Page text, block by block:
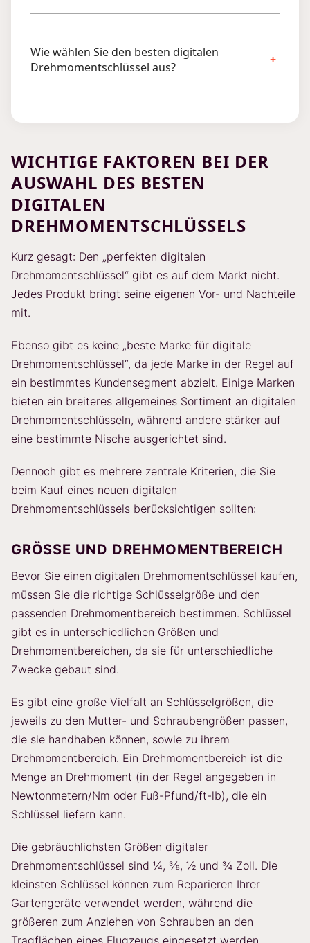
Wie wählen Sie den besten digitalen
Drehmomentschlüssel aus?
WICHTIGE FAKTOREN BEI DER
AUSWAHL DES BESTEN
DIGITALEN
DREHMOMENTSCHLÜSSELS
Kurz gesagt: Den „perfekten digitalen
Drehmomentschlüssel“ gibt es auf dem Markt nicht.
Jedes Produkt bringt seine eigenen Vor- und Nachteile
mit.
Ebenso gibt es keine „beste Marke für digitale
Drehmomentschlüssel“, da jede Marke in der Regel auf
ein bestimmtes Kundensegment abzielt. Einige Marken
bieten ein breiteres allgemeines Sortiment an digitalen
Drehmomentschlüsseln, während andere stärker auf
eine bestimmte Nische ausgerichtet sind.
Dennoch gibt es mehrere zentrale Kriterien, die Sie
beim Kauf eines neuen digitalen
Drehmomentschlüssels berücksichtigen sollten:
GRÖSSE UND DREHMOMENTBEREICH
Bevor Sie einen digitalen Drehmomentschlüssel kaufen,
müssen Sie die richtige Schlüsselgröße und den
passenden Drehmomentbereich bestimmen. Schlüssel
gibt es in unterschiedlichen Größen und
Drehmomentbereichen, da sie für unterschiedliche
Zwecke gebaut sind.
Es gibt eine große Vielfalt an Schlüsselgrößen, die
jeweils zu den Mutter- und Schraubengrößen passen,
die sie handhaben können, sowie zu ihrem
Drehmomentbereich. Ein Drehmomentbereich ist die
Menge an Drehmoment (in der Regel angegeben in
Newtonmetern/Nm oder Fuß-Pfund/ft-lb), die ein
Schlüssel liefern kann.
Die gebräuchlichsten Größen digitaler
Drehmomentschlüssel sind ¼, ⅜, ½ und ¾ Zoll. Die
kleinsten Schlüssel können zum Reparieren Ihrer
Gartengeräte verwendet werden, während die
größeren zum Anziehen von Schrauben an den
Tragflächen eines Flugzeugs eingesetzt werden.